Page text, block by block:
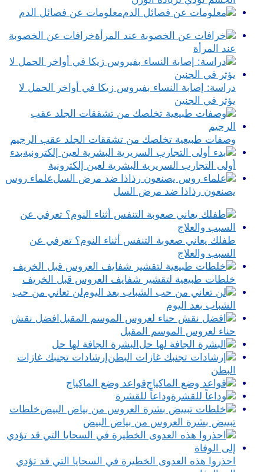
معلومات عن فصائل الدم
خرافات عن الخصوبة
عند المرأة
دراسة: إصابة النساء بفيروس زيكا في أواخر الحمل لا
يؤثر في الجنين
وصفات طبيعية تخلصك من تشققات الجلد عقب الرجيم
بدء
أولى التجارب السريرية البشرية لعين إلكترونية
علماء روس
يصنعون رذاذا ضد مرض السل
طفلك يعاني صعوبة التنفس أثناء النوم؟ تعرفي عن
السبب والعلاج
خلطات طبيعية لتقشير شفايف العروس قبل الخريف
لن تعاني من حب
الشباب بعد اليوم
افضل نقش
حناء لعروس الموسم المقبل
البشرة الجافة لها حل
إرشادات تجنبك غازات
البطن
قواعد وضع الماكياج
وداعاً للقشرة
خلطات
تبييض بشرة العروس من بياض البيض
احذروا هذه العدوى الخطيرة في السحايا التي قد تؤدي